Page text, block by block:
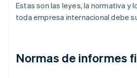
Estas son las leyes, la normativa y
toda empresa internacional debe
Normas de informes